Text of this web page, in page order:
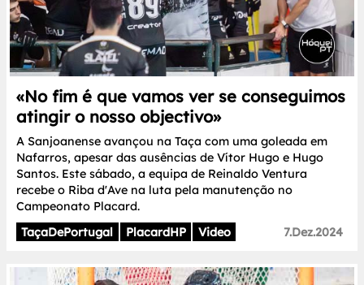
«No fim é que vamos ver se conseguimos
atingir o nosso objectivo»
A Sanjoanense avançou na Taça com uma goleada em
Nafarros, apesar das ausências de Vítor Hugo e Hugo
Santos. Este sábado, a equipa de Reinaldo Ventura
recebe o Riba d'Ave na luta pela manutenção no
Campeonato Placard.
TaçaDePortugal
PlacardHP Video 7.Dez.2024